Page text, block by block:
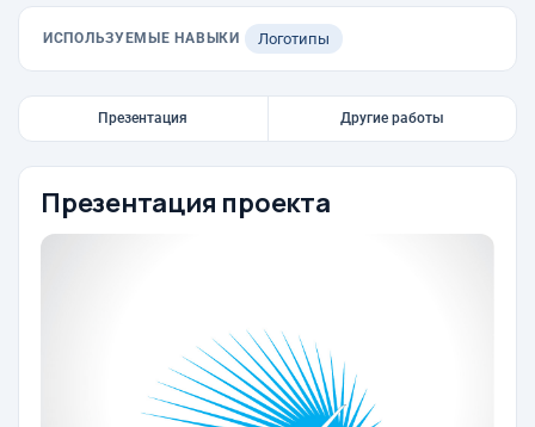
ИСПОЛЬЗУЕМЫЕ НАВЫКИ Логотипы
Презентация Другие работы
Презентация проекта